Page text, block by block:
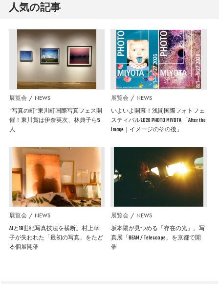
人気の記事
展覧会 NEWS
”写真の町”東川町国際写真フェス開
催！東川賞は伊奈英次、林典子ら5
人
展覧会 NEWS
いよいよ開幕！浅間国際フォトフェ
スティバル2026 PHOTO MIYOTA 「After the
Image｜イメージのその後」
展覧会 NEWS
AIと19世紀写真技法を横断。村上華
子が失われた「最初の写真」をたど
る個展開催
展覧会 NEWS
坂本陽が見つめる「存在の光」。写
真展「BEAM / Telescope」を京都で開
催